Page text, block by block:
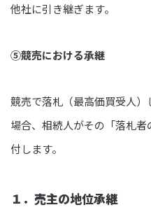
他社に引き継ぎます。
⑤競売における承継
競売で落札（最高価買受人
場合、相続人がその「落札
付します。
１．売主の地位承継